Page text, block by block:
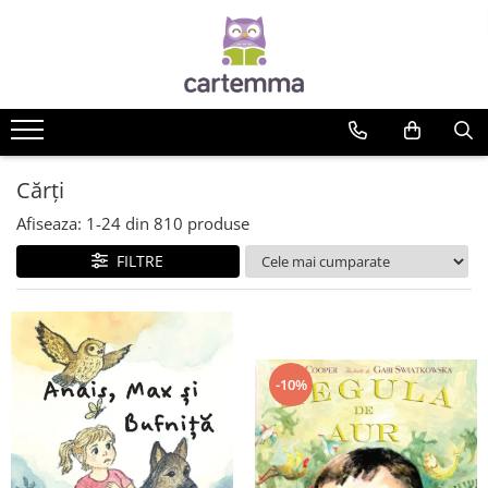
Tematică
Craciun
Activități
Atlase si enciclopedii
Carte de bucate
Călătorie
Educație
Educație financiară
Hobby si craft
Inteligenta emotionala
Limbi străine
Muzicale
Cărți
Afiseaza: 1-24 din 810 produse
FILTRE
-10%